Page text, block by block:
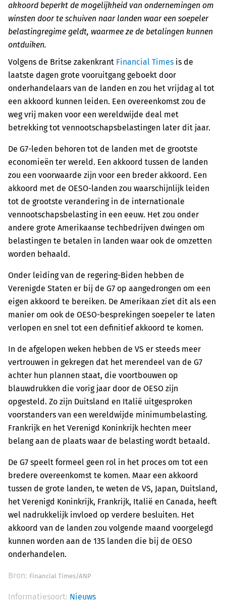
akkoord beperkt de mogelijkheid van ondernemingen om
winsten door te schuiven naar landen waar een soepeler
belastingregime geldt, waarmee ze de betalingen kunnen
ontduiken.
Volgens de Britse zakenkrant Financial Times is de
laatste dagen grote vooruitgang geboekt door
onderhandelaars van de landen en zou het vrijdag al tot
een akkoord kunnen leiden. Een overeenkomst zou de
weg vrij maken voor een wereldwijde deal met
betrekking tot vennootschapsbelastingen later dit jaar.
De G7-leden behoren tot de landen met de grootste
economieën ter wereld. Een akkoord tussen de landen
zou een voorwaarde zijn voor een breder akkoord. Een
akkoord met de OESO-landen zou waarschijnlijk leiden
tot de grootste verandering in de internationale
vennootschapsbelasting in een eeuw. Het zou onder
andere grote Amerikaanse techbedrijven dwingen om
belastingen te betalen in landen waar ook de omzetten
worden behaald.
Onder leiding van de regering-Biden hebben de
Verenigde Staten er bij de G7 op aangedrongen om een
eigen akkoord te bereiken. De Amerikaan ziet dit als een
manier om ook de OESO-besprekingen soepeler te laten
verlopen en snel tot een definitief akkoord te komen.
In de afgelopen weken hebben de VS er steeds meer
vertrouwen in gekregen dat het merendeel van de G7
achter hun plannen staat, die voortbouwen op
blauwdrukken die vorig jaar door de OESO zijn
opgesteld. Zo zijn Duitsland en Italië uitgesproken
voorstanders van een wereldwijde minimumbelasting.
Frankrijk en het Verenigd Koninkrijk hechten meer
belang aan de plaats waar de belasting wordt betaald.
De G7 speelt formeel geen rol in het proces om tot een
bredere overeenkomst te komen. Maar een akkoord
tussen de grote landen, te weten de VS, Japan, Duitsland,
het Verenigd Koninkrijk, Frankrijk, Italië en Canada, heeft
wel nadrukkelijk invloed op verdere besluiten. Het
akkoord van de landen zou volgende maand voorgelegd
kunnen worden aan de 135 landen die bij de OESO
onderhandelen.
Bron: Financial Times/ANP
Informatiesoort: Nieuws